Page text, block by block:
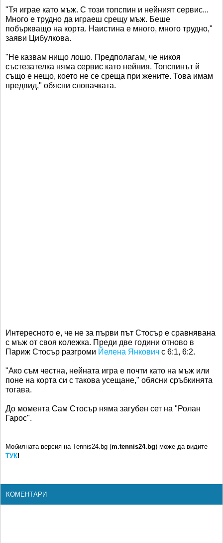
"Тя играе като мъж. С този топспин и нейният сервис...
Много е трудно да играеш срещу мъж. Беше
побъркващо на корта. Наистина е много, много трудно,"
заяви Цибулкова.
"Не казвам нищо лошо. Предполагам, че никоя
състезателка няма сервис като нейния. Топспинът й
също е нещо, което не се среща при жените. Това имам
предвид," обясни словачката.
Интересното е, че не за първи път Стосър е сравнявана
с мъж от своя колежка. Преди две години отново в
Париж Стосър разгроми Йелена Янкович с 6:1, 6:2.
"Ако съм честна, нейната игра е почти като на мъж или
поне на корта си с такова усещане," обясни сръбкинята
тогава.
До момента Сам Стосър няма загубен сет на "Ролан
Гарос".
Мобилната версия на Tennis24.bg (m.tennis24.bg) може да видите
ТУК!
КОМЕНТАРИ